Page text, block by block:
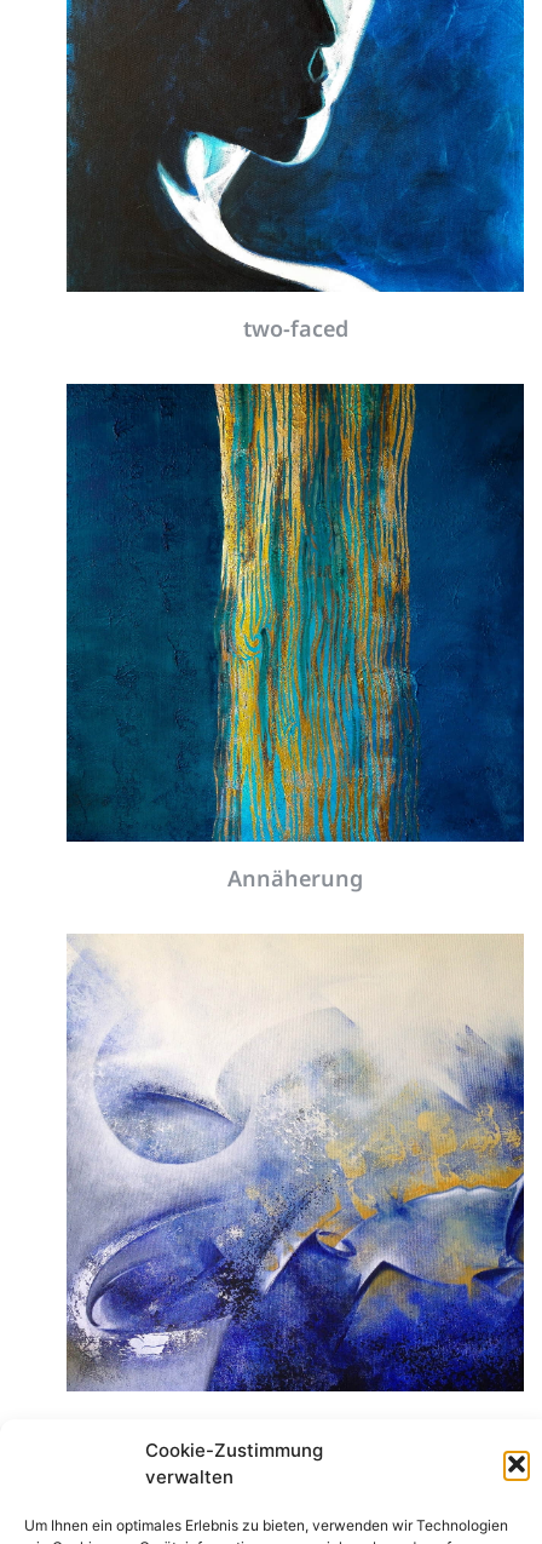
Cookie-Zustimmung
verwalten
Um Ihnen ein optimales Erlebnis zu bieten, verwenden wir Technologien
two-faced
Annäherung
1 2 3 4